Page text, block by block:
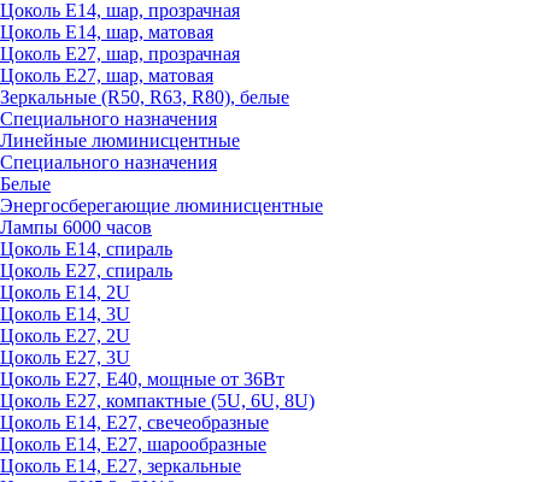
Цоколь Е14, шар, прозрачная
Цоколь Е14, шар, матовая
Цоколь Е27, шар, прозрачная
Цоколь Е27, шар, матовая
Зеркальные (R50, R63, R80), белые
Специального назначения
Линейные люминисцентные
Специального назначения
Белые
Энергосберегающие люминисцентные
Лампы 6000 часов
Цоколь Е14, спираль
Цоколь Е27, спираль
Цоколь Е14, 2U
Цоколь Е14, 3U
Цоколь Е27, 2U
Цоколь Е27, 3U
Цоколь Е27, Е40, мощные от 36Вт
Цоколь Е27, компактные (5U, 6U, 8U)
Цоколь Е14, Е27, свечеобразные
Цоколь Е14, Е27, шарообразные
Цоколь Е14, Е27, зеркальные